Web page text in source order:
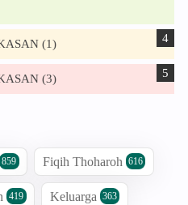
(1)
(3)
859 Fiqih Thoharoh 616
419 Keluarga 363